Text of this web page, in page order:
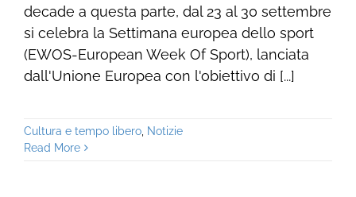
decade a questa parte, dal 23 al 30 settembre
si celebra la Settimana europea dello sport
(EWOS-European Week Of Sport), lanciata
dall'Unione Europea con l'obiettivo di [...]
Cultura e tempo libero, Notizie
Read More